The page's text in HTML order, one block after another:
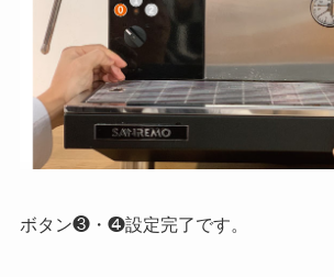
ボタン❸・❹設定完了です。